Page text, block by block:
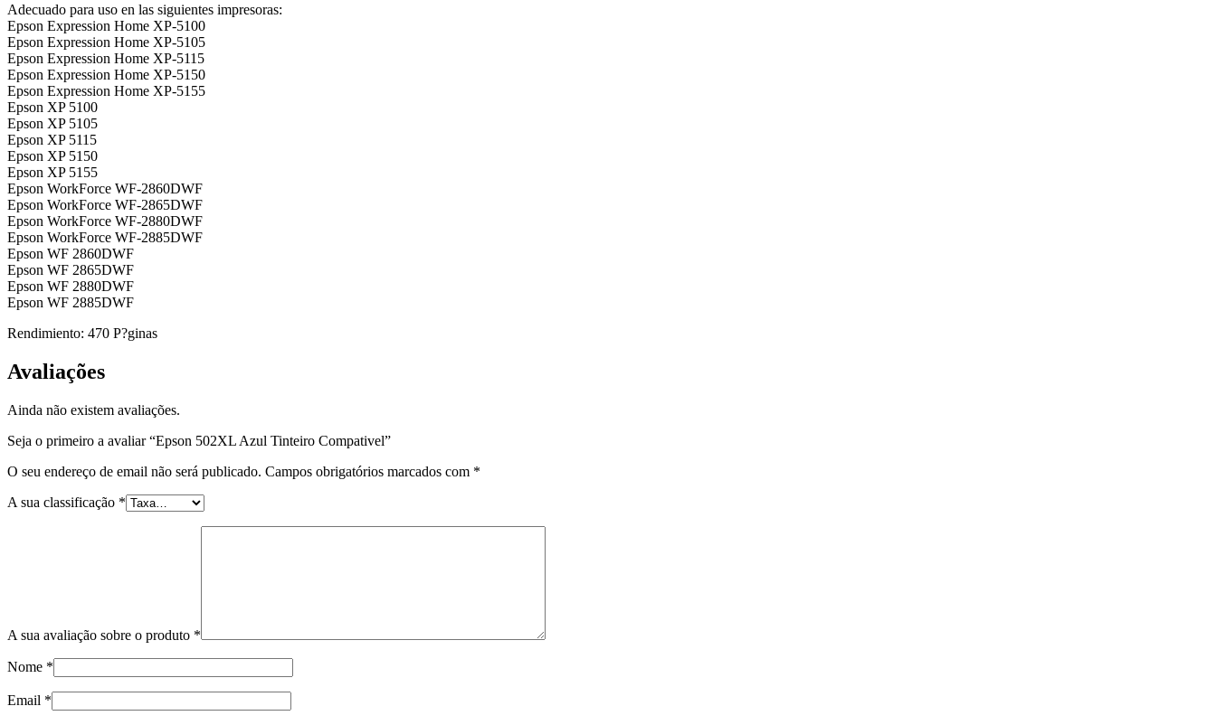
Adecuado para uso en las siguientes impresoras:
Epson Expression Home XP-5100
Epson Expression Home XP-5105
Epson Expression Home XP-5115
Epson Expression Home XP-5150
Epson Expression Home XP-5155
Epson XP 5100
Epson XP 5105
Epson XP 5115
Epson XP 5150
Epson XP 5155
Epson WorkForce WF-2860DWF
Epson WorkForce WF-2865DWF
Epson WorkForce WF-2880DWF
Epson WorkForce WF-2885DWF
Epson WF 2860DWF
Epson WF 2865DWF
Epson WF 2880DWF
Epson WF 2885DWF
Rendimiento: 470 P?ginas
Avaliações
Ainda não existem avaliações.
Seja o primeiro a avaliar “Epson 502XL Azul Tinteiro Compativel”
O seu endereço de email não será publicado. Campos obrigatórios marcados com *
A sua classificação *
A sua avaliação sobre o produto *
Nome *
Email *